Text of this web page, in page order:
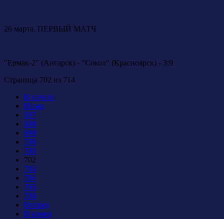
26 марта. ПЕРВЫЙ МАТЧ
"Ермак-2" (Ангарск) - "Сокол" (Красноярск) - 3:9
Страница 702 из 714
В начало
Назад
697
698
699
700
701
702
703
704
705
706
Вперед
В конец